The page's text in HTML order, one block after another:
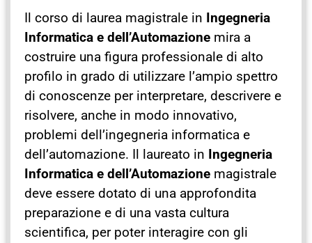
Il corso di laurea magistrale in Ingegneria
Informatica e dell’Automazione mira a
costruire una figura professionale di alto
profilo in grado di utilizzare l’ampio spettro
di conoscenze per interpretare, descrivere e
risolvere, anche in modo innovativo,
problemi dell’ingegneria informatica e
dell’automazione. Il laureato in Ingegneria
Informatica e dell’Automazione magistrale
deve essere dotato di una approfondita
preparazione e di una vasta cultura
scientifica, per poter interagire con gli